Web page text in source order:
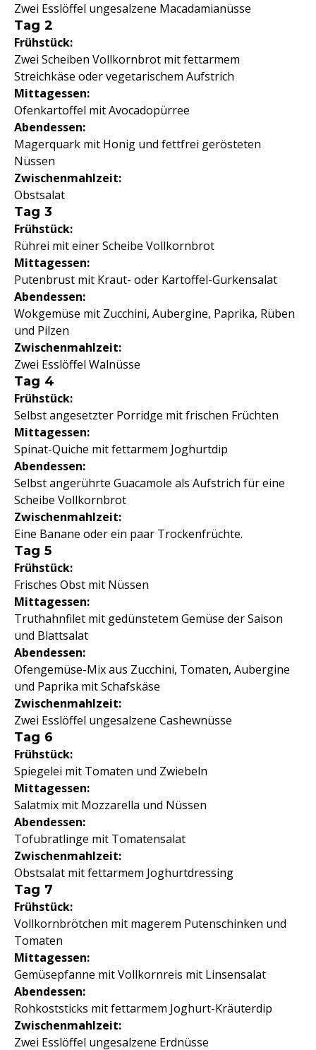
Zwei Esslöffel ungesalzene Macadamianüsse
Tag 2
Frühstück:
Zwei Scheiben Vollkornbrot mit fettarmem
Streichkäse oder vegetarischem Aufstrich
Mittagessen:
Ofenkartoffel mit Avocadopürree
Abendessen:
Magerquark mit Honig und fettfrei gerösteten
Nüssen
Zwischenmahlzeit:
Obstsalat
Tag 3
Frühstück:
Rührei mit einer Scheibe Vollkornbrot
Mittagessen:
Putenbrust mit Kraut- oder Kartoffel-Gurkensalat
Abendessen:
Wokgemüse mit Zucchini, Aubergine, Paprika, Rüben
und Pilzen
Zwischenmahlzeit:
Zwei Esslöffel Walnüsse
Tag 4
Frühstück:
Selbst angesetzter Porridge mit frischen Früchten
Mittagessen:
Spinat-Quiche mit fettarmem Joghurtdip
Abendessen:
Selbst angerührte Guacamole als Aufstrich für eine
Scheibe Vollkornbrot
Zwischenmahlzeit:
Eine Banane oder ein paar Trockenfrüchte.
Tag 5
Frühstück:
Frisches Obst mit Nüssen
Mittagessen:
Truthahnfilet mit gedünstetem Gemüse der Saison
und Blattsalat
Abendessen:
Ofengemüse-Mix aus Zucchini, Tomaten, Aubergine
und Paprika mit Schafskäse
Zwischenmahlzeit:
Zwei Esslöffel ungesalzene Cashewnüsse
Tag 6
Frühstück:
Spiegelei mit Tomaten und Zwiebeln
Mittagessen:
Salatmix mit Mozzarella und Nüssen
Abendessen:
Tofubratlinge mit Tomatensalat
Zwischenmahlzeit:
Obstsalat mit fettarmem Joghurtdressing
Tag 7
Frühstück:
Vollkornbrötchen mit magerem Putenschinken und
Tomaten
Mittagessen:
Gemüsepfanne mit Vollkornreis mit Linsensalat
Abendessen:
Rohkoststicks mit fettarmem Joghurt-Kräuterdip
Zwischenmahlzeit:
Zwei Esslöffel ungesalzene Erdnüsse